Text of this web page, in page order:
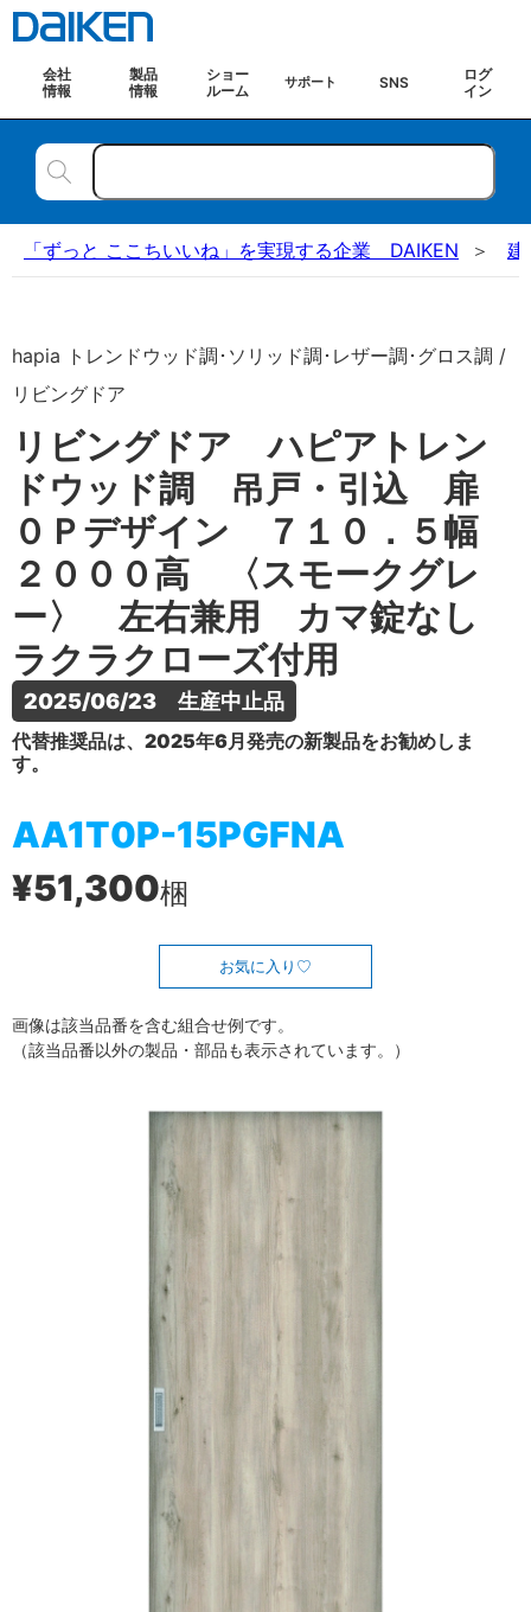
会社
情報
製品
情報
ショー
ルーム
サポート SNS
ログ
イン
「ずっと ここちいいね」を実現する企業 DAIKEN 建
hapia トレンドウッド調･ソリッド調･レザー調･グロス調 /
リビングドア
リビングドア ハピアトレン
ドウッド調 吊戸・引込 扉
０Ｐデザイン ７１０．５幅
２０００高 〈スモークグレ
ー〉 左右兼用 カマ錠なし
ラクラクローズ付用
2025/06/23　生産中止品
代替推奨品は、2025年6月発売の新製品をお勧めしま
す。
AA1T0P-15PGFNA
¥51,300梱
お気に入り
画像は該当品番を含む組合せ例です。
（該当品番以外の製品・部品も表示されています。）